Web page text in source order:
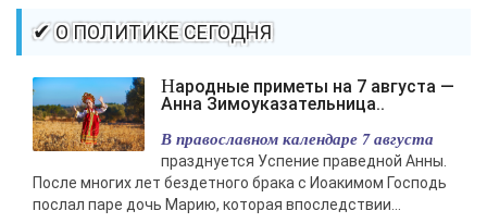
✔ О ПОЛИТИКЕ СЕГОДНЯ
Народные приметы на 7 августа —
Анна Зимоуказательница..
В православном календаре 7 августа
празднуется Успение праведной Анны.
После многих лет бездетного брака с Иоакимом Господь
послал паре дочь Марию, которая впоследствии...